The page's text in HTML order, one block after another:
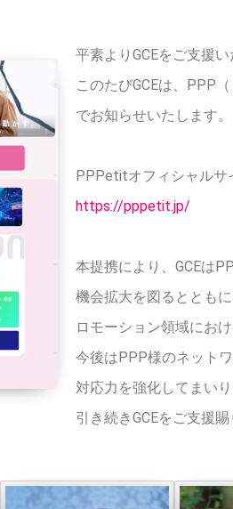
平素よりGCEをご支援
このたびGCEは、PPP
でお知らせいたします。
PPPetitオフィシャルサ
https://pppetit.jp/
本提携により、GCEは
機会拡大を図るととも
ロモーション領域にお
今後はPPP様のネット
対応力を強化してまいり
引き続きGCEをご支援